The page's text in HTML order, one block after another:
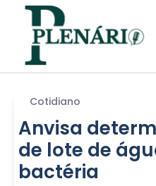
Cotidiano
Anvisa
de lote de
bactéria